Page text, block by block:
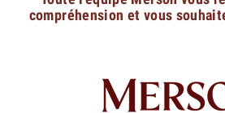
compréhension et vous